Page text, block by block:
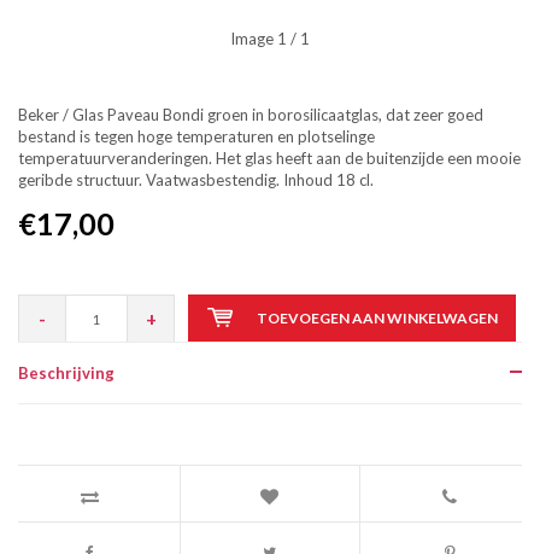
Image 1 / 1
Beker / Glas Paveau Bondi groen in borosilicaatglas, dat zeer goed
bestand is tegen hoge temperaturen en plotselinge
temperatuurveranderingen. Het glas heeft aan de buitenzijde een mooie
geribde structuur. Vaatwasbestendig. Inhoud 18 cl.
€17,00
- + TOEVOEGEN AAN WINKELWAGEN
Beschrijving